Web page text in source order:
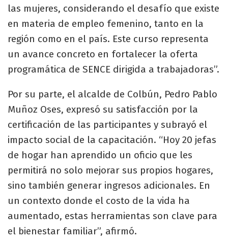
las mujeres, considerando el desafío que existe
en materia de empleo femenino, tanto en la
región como en el país. Este curso representa
un avance concreto en fortalecer la oferta
programática de SENCE dirigida a trabajadoras”.
Por su parte, el alcalde de Colbún, Pedro Pablo
Muñoz Oses, expresó su satisfacción por la
certificación de las participantes y subrayó el
impacto social de la capacitación. “Hoy 20 jefas
de hogar han aprendido un oficio que les
permitirá no solo mejorar sus propios hogares,
sino también generar ingresos adicionales. En
un contexto donde el costo de la vida ha
aumentado, estas herramientas son clave para
el bienestar familiar”, afirmó.